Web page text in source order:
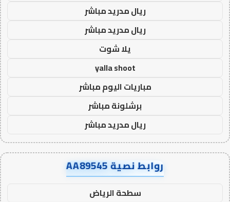
ريال مدريد مباشر
ريال مدريد مباشر
يلا شوت
yalla shoot
مباريات اليوم مباشر
برشلونة مباشر
ريال مدريد مباشر
روابط نصية AA89545
سطحة الرياض